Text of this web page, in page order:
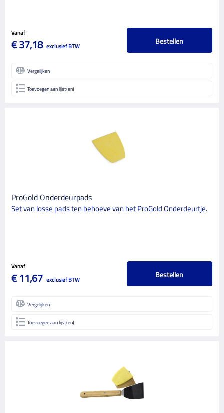
Vanaf
€ 37,18 exclusief BTW Bestellen
Vergelijken
Toevoegen aan lijst(en)
ProGold Onderdeurpads
Set van losse pads ten behoeve van het ProGold Onderdeurtje.
Vanaf
€ 11,67 exclusief BTW Bestellen
Vergelijken
Toevoegen aan lijst(en)